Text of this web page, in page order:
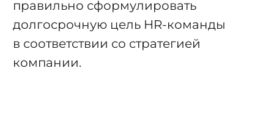
правильно сформулировать
долгосрочную цель HR-команды
в соответствии со стратегией
компании.